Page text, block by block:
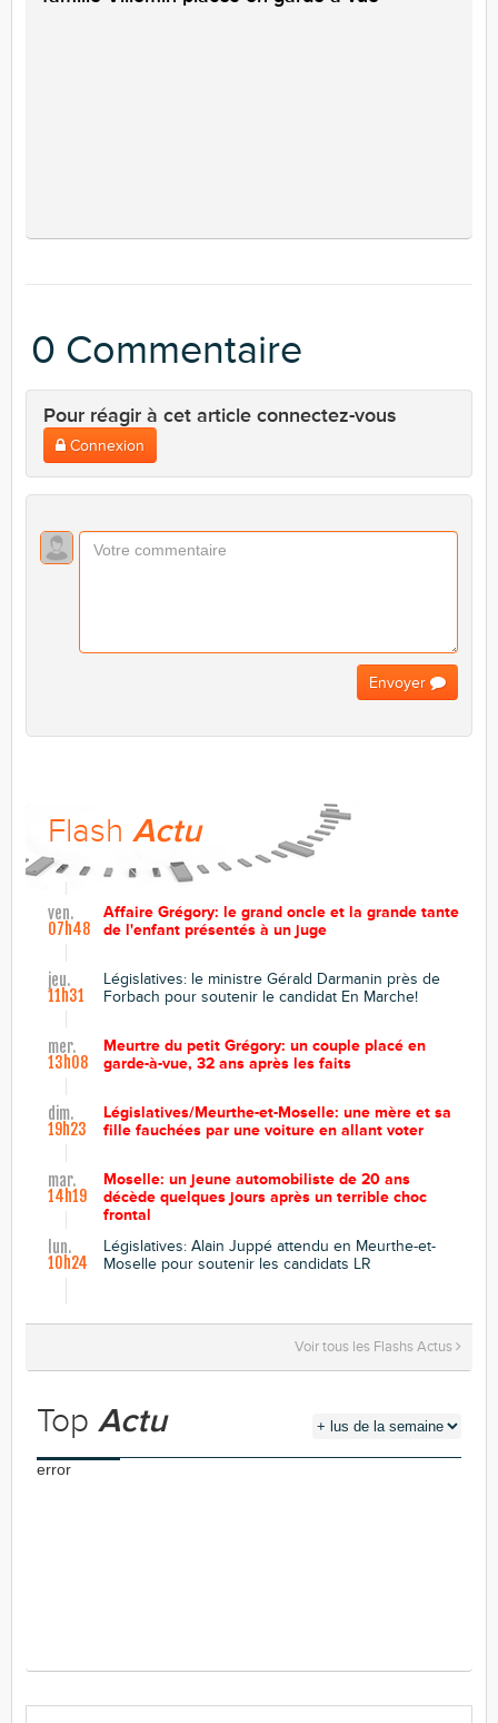
0 Commentaire
Pour réagir à cet article connectez-vous
Connexion
Envoyer
Flash Actu
ven.
07h48
Affaire Grégory: le grand oncle et la grande tante
de l'enfant présentés à un juge
jeu.
11h31
Législatives: le ministre Gérald Darmanin près de
Forbach pour soutenir le candidat En Marche!
mer.
13h08
Meurtre du petit Grégory: un couple placé en
garde-à-vue, 32 ans après les faits
dim.
19h23
Législatives/Meurthe-et-Moselle: une mère et sa
fille fauchées par une voiture en allant voter
mar.
14h19
Moselle: un jeune automobiliste de 20 ans
décède quelques jours après un terrible choc
frontal
lun.
10h24
Législatives: Alain Juppé attendu en Meurthe-et-
Moselle pour soutenir les candidats LR
Voir tous les Flashs Actus
Top Actu
error